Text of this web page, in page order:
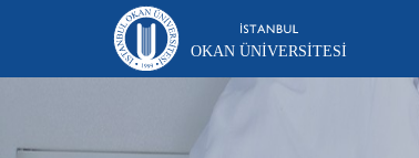
OKAN ÜNIVERSITESI